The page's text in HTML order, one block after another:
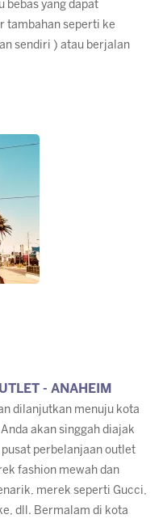
bebas yang dapat
tambahan seperti ke
sendiri ) atau berjalan
- ANAHEIM
dilanjutkan menuju kota
akan singgah diajak
pusat perbelanjaan outlet
fashion mewah dan
merek seperti Gucci,
dll. Bermalam di kota